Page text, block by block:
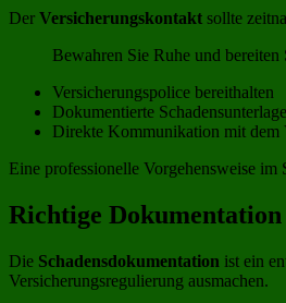
Der Versicherungskontakt sollte
Bewahren Sie Ruhe und
Versicherungspolice bereithalten
Dokumentierte
Direkte Kommunikation mit dem
Eine professionelle Vorgehensweise
Richtige Dokumentation
Die Schadensdokumentation ist ein
Versicherungsregulierung ausmachen.